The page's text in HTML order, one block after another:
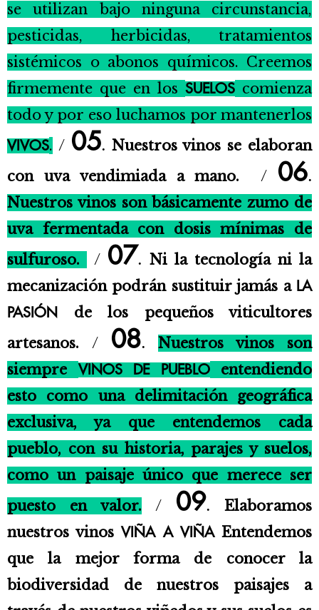
se utilizan bajo ninguna circunstancia,
pesticidas, herbicidas, tratamientos
sistémicos o abonos químicos. Creemos
firmemente que en los SUELOS comienza
todo y por eso luchamos por mantenerlos
VIVOS. / 05. Nuestros vinos se elaboran
con uva vendimiada a mano.
/ 06.
Nuestros vinos son básicamente zumo de
uva fermentada con dosis mínimas de
sulfuroso.
/ 07. Ni la tecnología ni la
mecanización podrán sustituir jamás a LA
PASIÓN
de los pequeños viticultores
artesanos. / 08.
Nuestros vinos son
siempre VINOS DE PUEBLOentendiendo
esto como una delimitación geográfica
exclusiva, ya que entendemos cada
pueblo, con su historia, parajes y suelos,
como un paisaje único que merece ser
puesto en valor.
/ 09.
Elaboramos
nuestros vinosVIÑA A VIÑAEntendemos
que la mejor forma de conocer la
biodiversidad de nuestros paisajes a